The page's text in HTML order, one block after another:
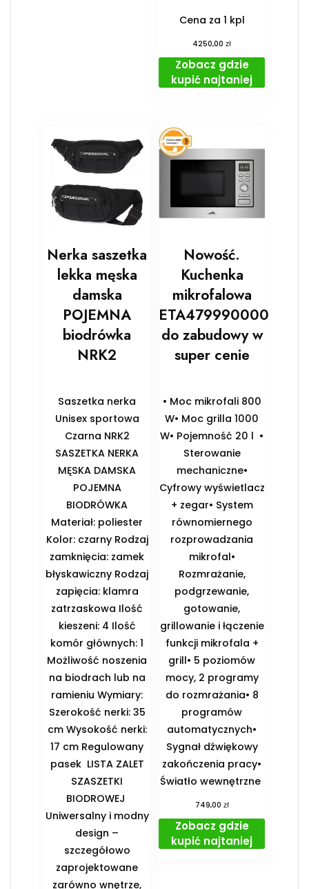
Cena za 1 kpl
4250,00zł
Zobacz gdzie
kupić najtaniej
Nerka saszetka
lekka męska
damska
POJEMNA
biodrówka
NRK2
Saszetka nerka
Unisex sportowa
Czarna NRK2
SASZETKA NERKA
MĘSKA DAMSKA
POJEMNA
BIODRÓWKA
Materiał: poliester
Kolor: czarny Rodzaj
zamknięcia: zamek
błyskawiczny Rodzaj
zapięcia: klamra
zatrzaskowa Ilość
kieszeni: 4 Ilość
komór głównych: 1
Możliwość noszenia
na biodrach lub na
ramieniu Wymiary:
Szerokość nerki: 35
cm Wysokość nerki:
17 cm Regulowany
pasek ️ LISTA ZALET
SZASZETKI
BIODROWEJ ️
Uniwersalny i modny
design –
szczegółowo
zaprojektowane
zarówno wnętrze,
Nowość.
Kuchenka
mikrofalowa
ETA479990000
do zabudowy w
super cenie
• Moc mikrofali 800
W• Moc grilla 1000
W• Pojemność 20 l •
Sterowanie
mechaniczne•
Cyfrowy wyświetlacz
+ zegar• System
równomiernego
rozprowadzania
mikrofal•
Rozmrażanie,
podgrzewanie,
gotowanie,
grillowanie i łączenie
funkcji mikrofala +
grill• 5 poziomów
mocy, 2 programy
do rozmrażania• 8
programów
automatycznych•
Sygnał dźwiękowy
zakończenia pracy•
Światło wewnętrzne
749,00 zł
Zobacz gdzie
kupić najtaniej